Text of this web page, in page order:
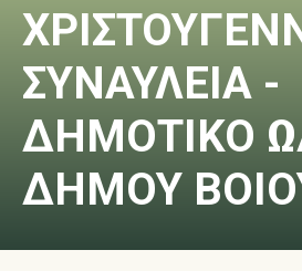
ΣΥΝΑΥΛΕΙΑ -
ΔΗΜΟΤΙΚΟ
ΔΗΜΟΥ